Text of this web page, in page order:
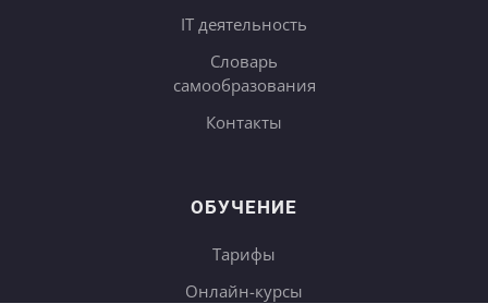
IT деятельность
Словарь
самообразования
Контакты
ОБУЧЕНИЕ
Тарифы
Онлайн-курсы